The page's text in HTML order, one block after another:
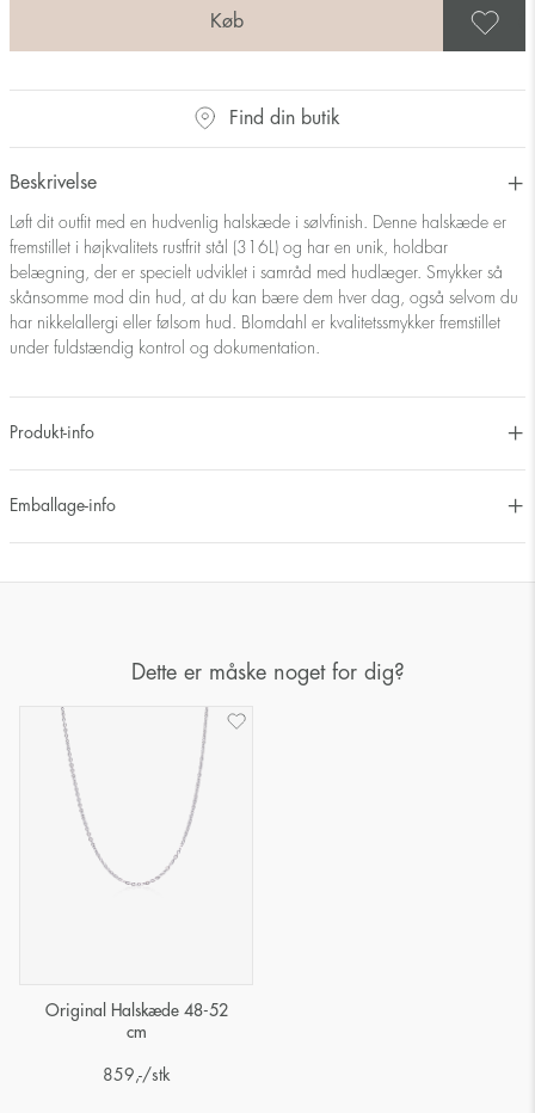
Find din butik
Beskrivelse
Løft dit outfit med en hudvenlig halskæde i sølvfinish. Denne halskæde er
fremstillet i højkvalitets rustfrit stål (316L) og har en unik, holdbar
belægning, der er specielt udviklet i samråd med hudlæger. Smykker så
skånsomme mod din hud, at du kan bære dem hver dag, også selvom du
har nikkelallergi eller følsom hud. Blomdahl er kvalitetssmykker fremstillet
under fuldstændig kontrol og dokumentation.
Produkt-info
Emballage-info
Dette er måske noget for dig?
Original Halskæde 48-52
cm
859 ,-/stk